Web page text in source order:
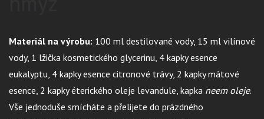
Materiál na výrobu: 100 ml destilované vody, 15 ml vilínové
vody, 1 lžička kosmetického glycerinu, 4 kapky esence
eukalyptu, 4 kapky esence citronové trávy, 2 kapky mátové
esence, 2 kapky éterického oleje levandule, kapka neem oleje.
Vše jednoduše smícháte a přelijete do prázdného